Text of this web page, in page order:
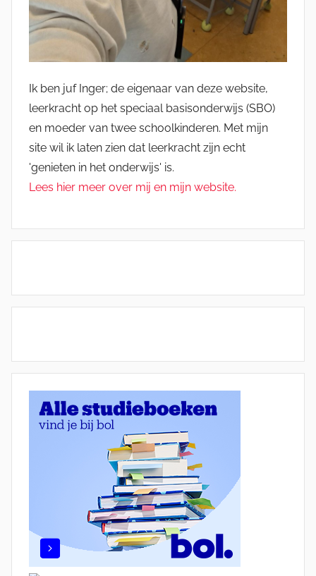
Ik ben juf Inger; de eigenaar van deze website,
leerkracht op het speciaal basisonderwijs (SBO)
en moeder van twee schoolkinderen. Met mijn
site wil ik laten zien dat leerkracht zijn echt
'genieten in het onderwijs' is.
Lees hier meer over mij en mijn website.